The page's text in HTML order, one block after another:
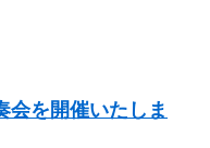
会を開催いたしま